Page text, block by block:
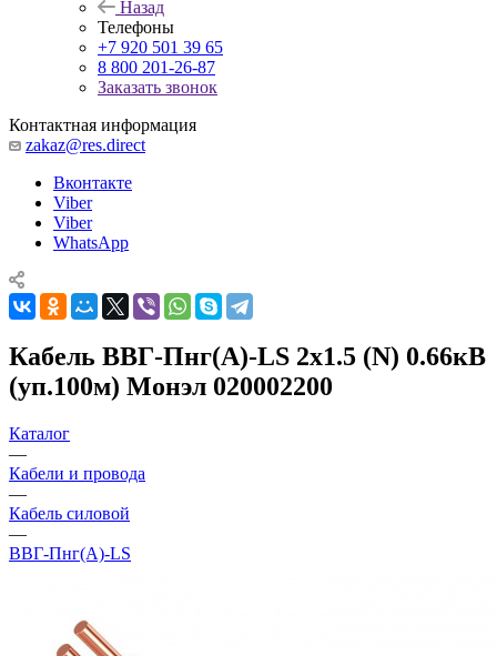
Назад
Телефоны
+7 920 501 39 65
8 800 201-26-87
Заказать звонок
Контактная информация
zakaz@res.direct
Вконтакте
Viber
Viber
WhatsApp
Кабель ВВГ-Пнг(А)-LS 2х1.5 (N) 0.66кВ
(уп.100м) Монэл 020002200
Каталог
—
Кабели и провода
—
Кабель силовой
—
ВВГ-Пнг(А)-LS